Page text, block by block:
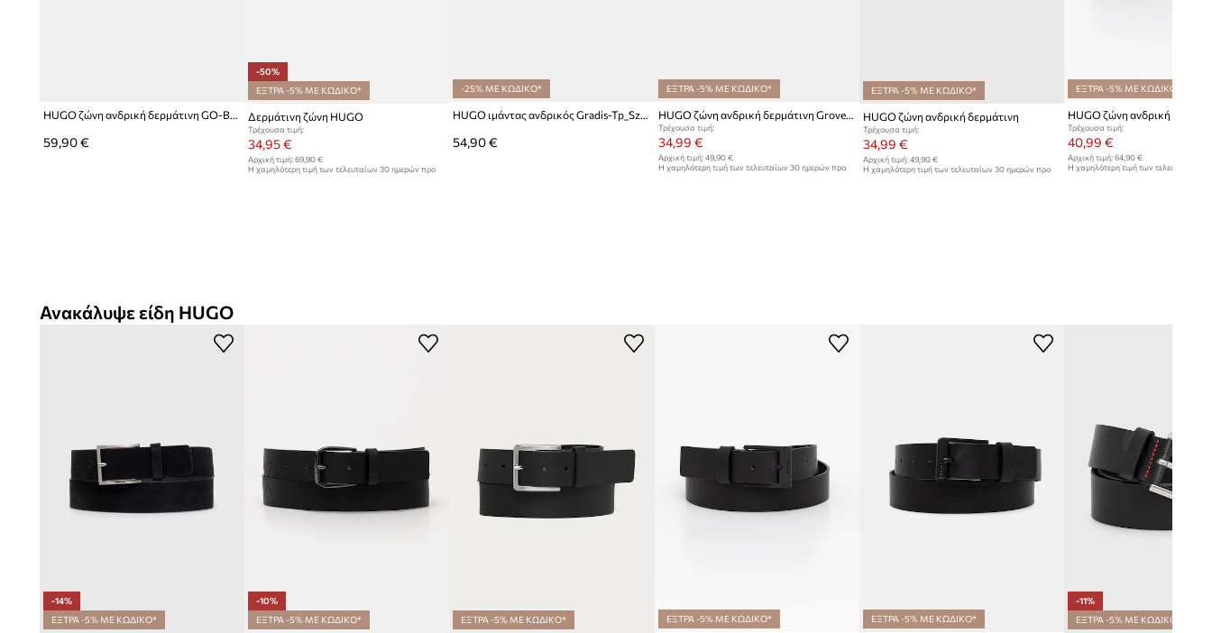
HUGO ζώνη ανδρική δερμάτινη GO-Belt_Sz30
59,90 €
-50%
ΕΞΤΡΑ -5% ΜΕ ΚΩΔΙΚΟ*
Δερμάτινη ζώνη HUGO
Τρέχουσα τιμή:
34,95 €
Αρχική τιμή:69,90 €
Η χαμηλότερη τιμή των τελευταίων 30 ημερών προ
-25% ΜΕ ΚΩΔΙΚΟ*
HUGO ιμάντας ανδρικός Gradis-Tp_Sz35
54,90 €
ΕΞΤΡΑ -5% ΜΕ ΚΩΔΙΚΟ*
HUGO ζώνη ανδρική δερμάτινη Grover_Sz35
Τρέχουσα τιμή:
34,99 €
Αρχική τιμή: 49,90 €
Η χαμηλότερη τιμή των τελευταίων 30 ημερών προ
ΕΞΤΡΑ -5% ΜΕ ΚΩΔΙΚΟ*
HUGO ζώνη ανδρική δερμάτινη
Τρέχουσα τιμή:
34,99 €
Αρχική τιμή:49,90 €
Η χαμηλότερη τιμή των τελευταίων 30 ημερών προ
ΕΞΤΡΑ -5% ΜΕ ΚΩΔΙΚΟ*
Τρέχουσα τιμή:
40,99 €
Αρχική τιμή: 64,90 €
Η χαμηλότερη τιμή των τελευταίων
Ανακάλυψε είδη HUGO
-14%
ΕΞΤΡΑ -5% ΜΕ ΚΩΔΙΚΟ*
-10%
ΕΞΤΡΑ -5% ΜΕ ΚΩΔΙΚΟ*
ΕΞΤΡΑ -5% ΜΕ ΚΩΔΙΚΟ* ΕΞΤΡΑ -5% ΜΕ ΚΩΔΙΚΟ* ΕΞΤΡΑ -5% ΜΕ ΚΩΔΙΚΟ*
-11%
ΕΞΤΡΑ -5% ΜΕ ΚΩΔΙΚΟ*